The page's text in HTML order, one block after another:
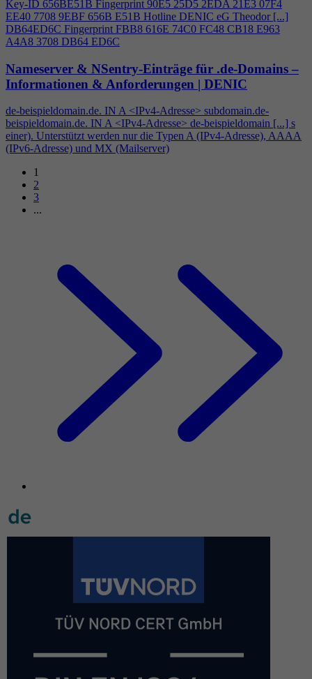
Key-ID 656BE51B Fingerprint 90E5 25D5 2EDA 21E3 07F4
EE40 7708 9EBF 656B E51B Hotline DENIC eG Theodor [...]
DB64ED6C Fingerprint FBB8 616E 74C0 FC48 CB18 E963
A4A8 3708 DB64 ED6C
Nameserver & NSentry-Einträge für .de-Domains –
Informationen & Anforderungen | DENIC
de-beispieldomain.de. IN A <IPv4-Adresse> subdomain.de-
beispieldomain.de. IN A <IPv4-Adresse> de-beispieldomain [...] s
einer). Unterstützt werden nur die Typen A (IPv4-Adresse), AAAA
(IPv6-Adresse) und MX (Mailserver)
1
2
3
...